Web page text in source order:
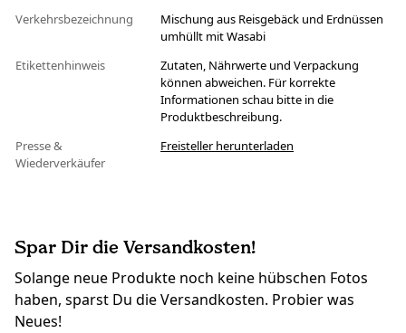
Verkehrsbezeichnung
Mischung aus Reisgebäck und Erdnüssen
umhüllt mit Wasabi
Etikettenhinweis
Zutaten, Nährwerte und Verpackung
können abweichen. Für korrekte
Informationen schau bitte in die
Produktbeschreibung.
Presse &
Wiederverkäufer
Freisteller herunterladen
Spar Dir die Versandkosten!
Solange neue Produkte noch keine hübschen Fotos
haben, sparst Du die Versandkosten. Probier was
Neues!